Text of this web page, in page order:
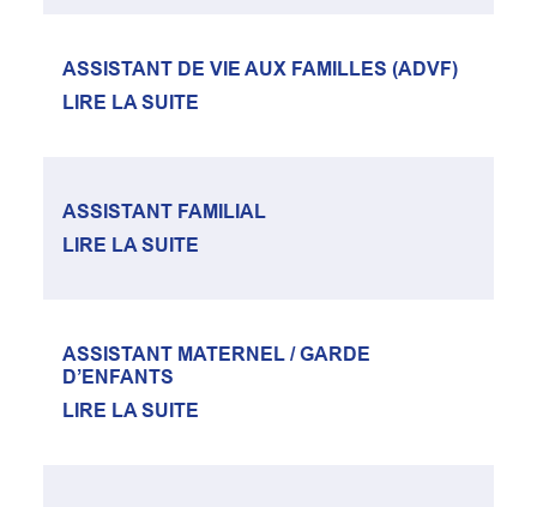
ASSISTANT DE VIE AUX FAMILLES (ADVF)
LIRE LA SUITE
ASSISTANT FAMILIAL
LIRE LA SUITE
ASSISTANT MATERNEL / GARDE
D’ENFANTS
LIRE LA SUITE